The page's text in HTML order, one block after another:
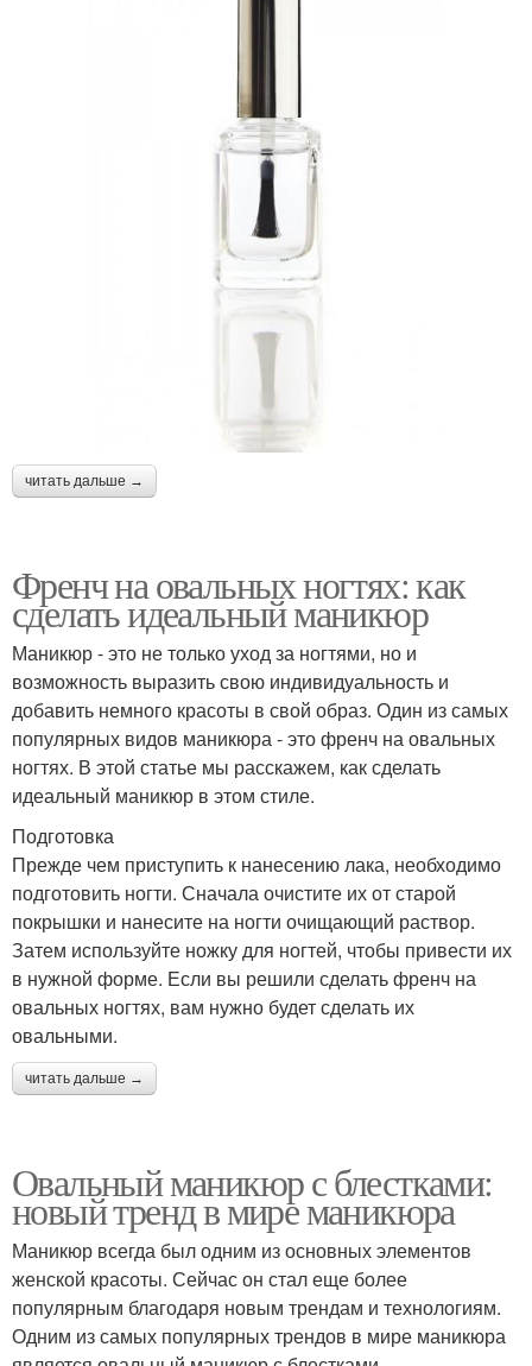
читать дальше →
Френч на овальных ногтях: как
сделать идеальный маникюр
Маникюр - это не только уход за ногтями, но и
возможность выразить свою индивидуальность и
добавить немного красоты в свой образ. Один из самых
популярных видов маникюра - это френч на овальных
ногтях. В этой статье мы расскажем, как сделать
идеальный маникюр в этом стиле.
Подготовка
Прежде чем приступить к нанесению лака, необходимо
подготовить ногти. Сначала очистите их от старой
покрышки и нанесите на ногти очищающий раствор.
Затем используйте ножку для ногтей, чтобы привести их
в нужной форме. Если вы решили сделать френч на
овальных ногтях, вам нужно будет сделать их
овальными.
читать дальше →
Овальный маникюр с блестками:
новый тренд в мире маникюра
Маникюр всегда был одним из основных элементов
женской красоты. Сейчас он стал еще более
популярным благодаря новым трендам и технологиям.
Одним из самых популярных трендов в мире маникюра